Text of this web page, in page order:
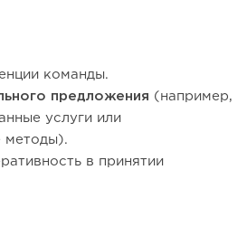
команды.
предложения (например,
услуги или
методы).
в принятии